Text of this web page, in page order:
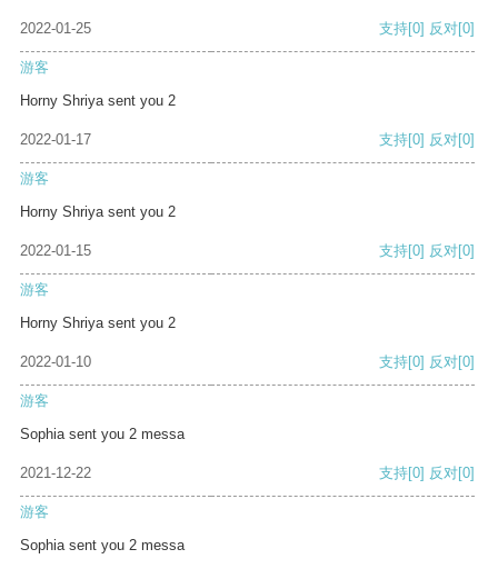
2022-01-25 支持[0] 反对[0]
游客
Horny Shriya sent you 2
2022-01-17 支持[0] 反对[0]
游客
Horny Shriya sent you 2
2022-01-15 支持[0] 反对[0]
游客
Horny Shriya sent you 2
2022-01-10 支持[0] 反对[0]
游客
Sophia sent you 2 messa
2021-12-22 支持[0] 反对[0]
游客
Sophia sent you 2 messa